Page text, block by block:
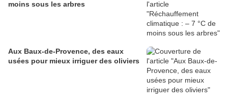
moins sous les arbres
Aux Baux-de-Provence, des eaux
usées pour mieux irriguer des oliviers